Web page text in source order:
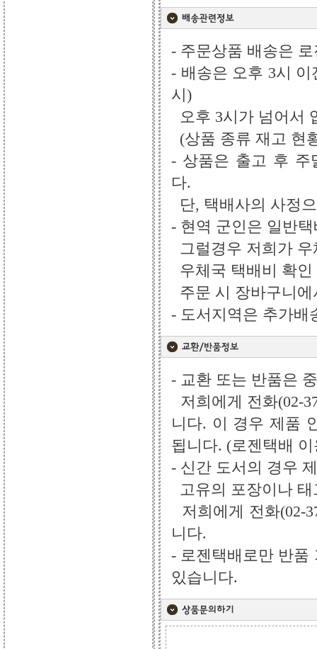
- 주문상품 배송은
- 배송은 오후 3시
시)
오후 3시가 넘어서
(상품 종류 재고 현
- 상품은 출고 후 주
다.
단, 택배사의 사정
- 현역 군인은 일반
그럴경우 저희가
우체국 택배비 확
주문 시 장바구니
- 도서지역은 추가배
- 교환 또는 반품은
저희에게 전화(02-
니다. 이 경우 제품
됩니다. (로젠택배
- 신간 도서의 경우
고유의 포장이나
저희에게 전화(02-
니다.
- 로젠택배로만 반품
있습니다.